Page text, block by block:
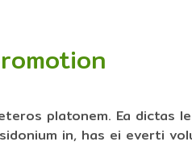
platonem. Ea dictas
in, has ei everti